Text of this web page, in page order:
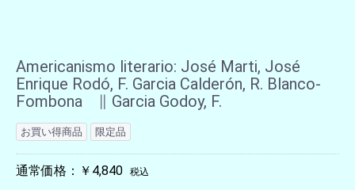
Americanismo literario: José Marti, José
Enrique Rodó, F. Garcia Calderón, R. Blanco-
Fombona ∥ Garcia Godoy, F.
お買い得商品 限定品
通常価格：￥4,840 税込